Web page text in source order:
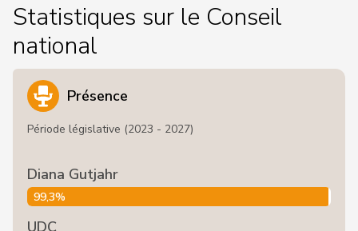
Statistiques sur le Conseil
national
Présence
Période législative (2023 - 2027)
Diana Gutjahr
99,3%
UDC